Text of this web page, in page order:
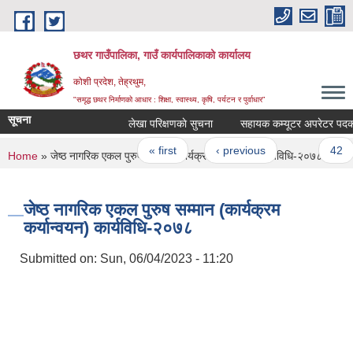
Skip to main content
छथर गाउँपालिका, गाउँ कार्यपालिकाको कार्यालय
कोशी प्रदेश, तेह्रथुम,
"समृद्ध छथर निर्माणको आधार : शिक्षा, स्वास्थ्य, कृषि, पर्यटन र पुर्वाधार”
सूचना लेखा परिक्षणकाे सुचना
Pages
« first ‹ previous … 42
You are here
Home » जेष्ठ नागरिक एकल पुरुष सम्मान (कार्यक्रम कर्यान्वयन) कार्यविधि-२०७८
जेष्ठ नागरिक एकल पुरुष सम्मान (कार्यक्रम
कर्यान्वयन) कार्यविधि-२०७८
Submitted on: Sun, 06/04/2023 - 11:20